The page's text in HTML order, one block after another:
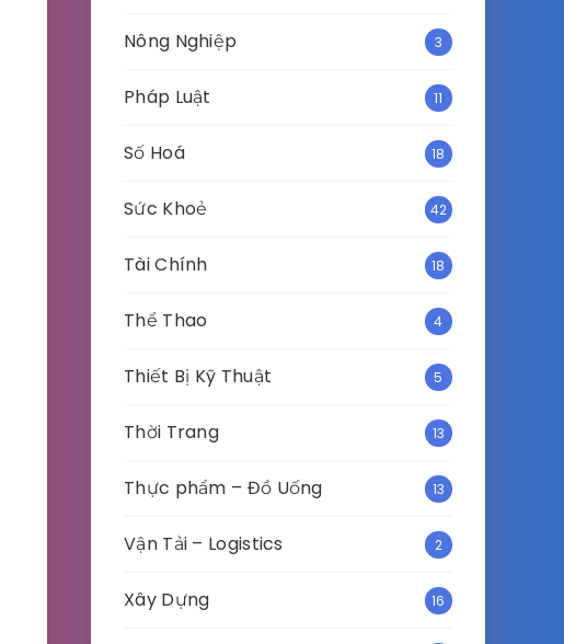
Nông Nghiệp 3
Pháp Luật 11
Số Hoá 18
Sức Khoẻ 42
Tài Chính 18
Thể Thao 4
Thiết Bị Kỹ Thuật 5
Thời Trang 13
Thực phẩm – Đồ Uống 13
Vận Tải – Logistics 2
Xây Dựng 16